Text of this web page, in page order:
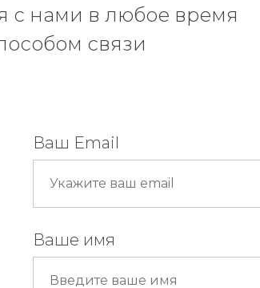
с нами в любое время
связи
Ваш Email
Ваше имя